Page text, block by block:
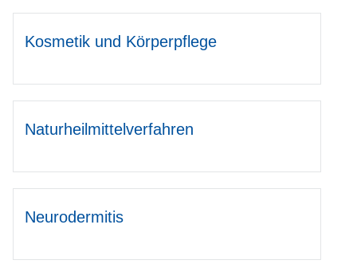
Kosmetik und Körperpflege
Naturheilmittelverfahren
Neurodermitis